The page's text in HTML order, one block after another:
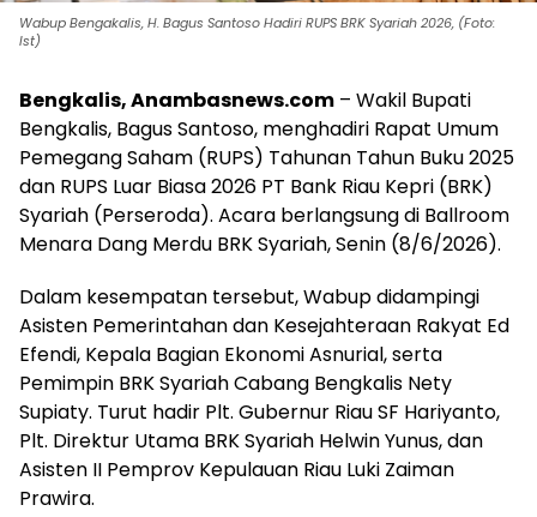
Wabup Bengakalis, H. Bagus Santoso Hadiri RUPS BRK Syariah 2026, (Foto:
Ist)
Bengkalis, Anambasnews.com – Wakil Bupati
Bengkalis, Bagus Santoso, menghadiri Rapat Umum
Pemegang Saham (RUPS) Tahunan Tahun Buku 2025
dan RUPS Luar Biasa 2026 PT Bank Riau Kepri (BRK)
Syariah (Perseroda). Acara berlangsung di Ballroom
Menara Dang Merdu BRK Syariah, Senin (8/6/2026).
Dalam kesempatan tersebut, Wabup didampingi
Asisten Pemerintahan dan Kesejahteraan Rakyat Ed
Efendi, Kepala Bagian Ekonomi Asnurial, serta
Pemimpin BRK Syariah Cabang Bengkalis Nety
Supiaty. Turut hadir Plt. Gubernur Riau SF Hariyanto,
Plt. Direktur Utama BRK Syariah Helwin Yunus, dan
Asisten II Pemprov Kepulauan Riau Luki Zaiman
Prawira.